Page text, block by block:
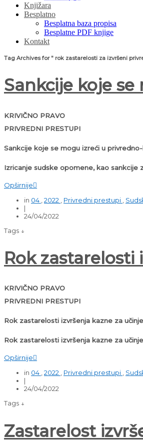
Knjižara
Besplatno
Besplatna baza propisa
Besplatne PDF knjige
Kontakt
Tag Archives for " rok zastarelosti za izvršeni
Sankcije koje
KRIVIČNO PRAVO
PRIVREDNI PRESTUPI
Sankcije koje se mogu izreći u
Izricanje sudske opomene, kao
Opširnije
in 04 2022 Privredni prestupi
|
24/04/2022
Tags ↓
Rok
KRIVIČNO PRAVO
PRIVREDNI PRESTUPI
Rok zastarelosti izvršenja kazne za
Rok zastarelosti izvršenja kazne za
Opširnije
in 04 ,2022 , Privredni prestupi ,
|
24/04/2022
Tags ↓
Zastarelost